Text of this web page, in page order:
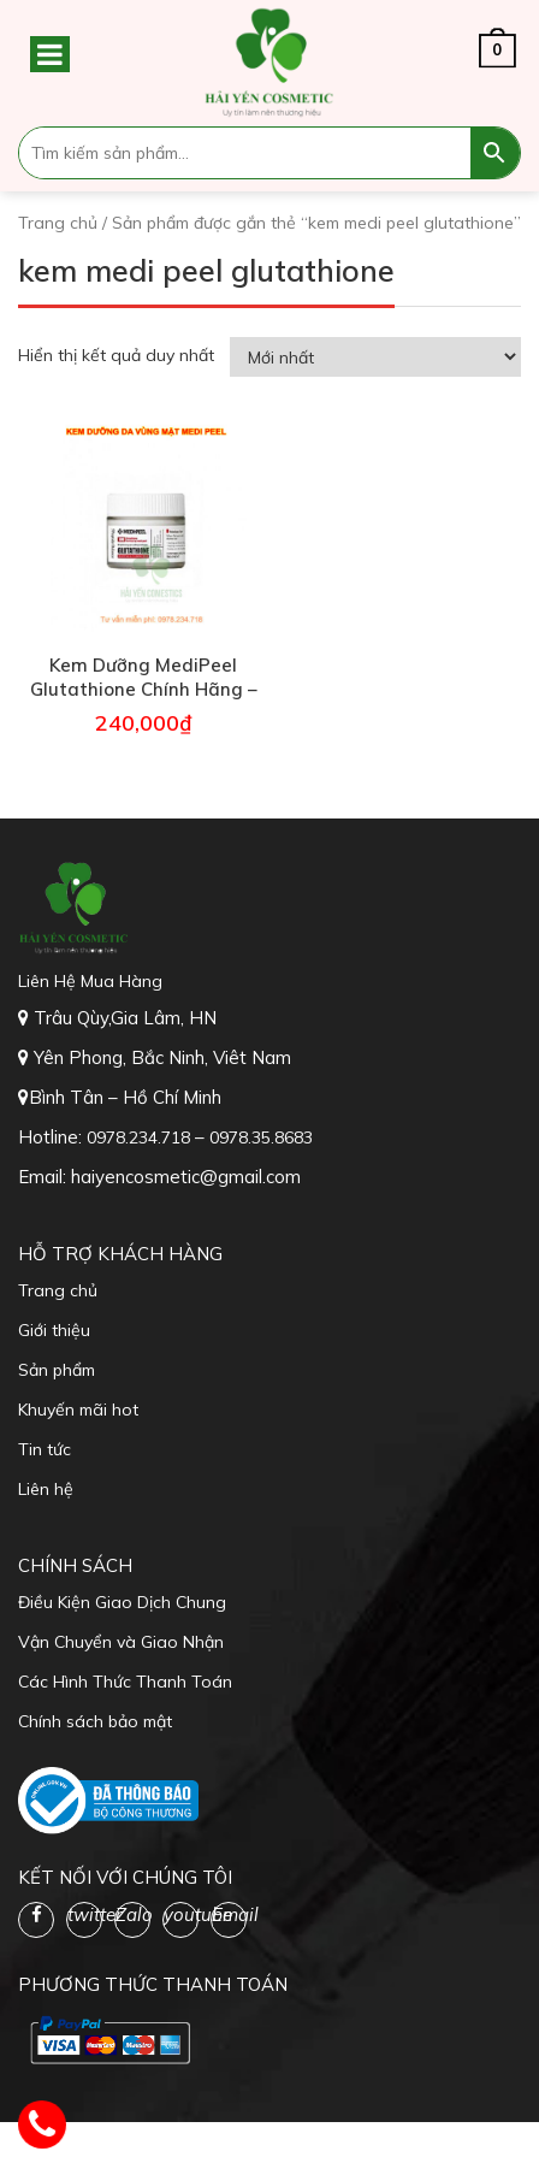
0
Trang chủ / Sản phẩm được gắn thẻ “kem medi peel glutathione”
kem medi peel glutathione
Hiển thị kết quả duy nhất
Kem Dưỡng MediPeel
Glutathione Chính Hãng –
50g
240,000₫
Liên Hệ Mua Hàng
Trâu Qùy,Gia Lâm, HN
Yên Phong, Bắc Ninh, Viêt Nam
Bình Tân – Hồ Chí Minh
Hotline: 0978.234.718 – 0978.35.8683
Email: haiyencosmetic@gmail.com
HỖ TRỢ KHÁCH HÀNG
Trang chủ
Giới thiệu
Sản phẩm
Khuyến mãi hot
Tin tức
Liên hệ
CHÍNH SÁCH
Điều Kiện Giao Dịch Chung
Vận Chuyển và Giao Nhận
Các Hình Thức Thanh Toán
Chính sách bảo mật
KẾT NỐI VỚI CHÚNG TÔI
twitterZalo youtubeEmail
PHƯƠNG THỨC THANH TOÁN